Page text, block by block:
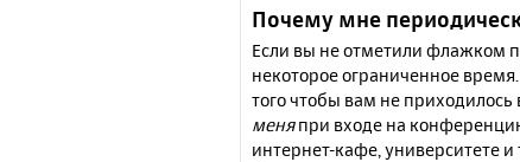
Почему мне
Если вы не отметили флажком
некоторое ограниченное
того чтобы вам не
меняпри входе на
интернет-кафе, университете и